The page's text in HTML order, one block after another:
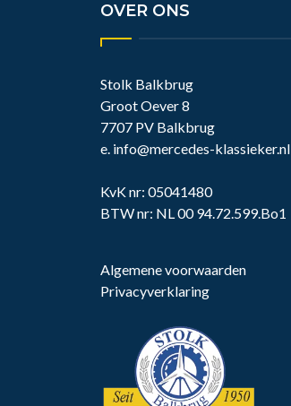
OVER ONS
Stolk Balkbrug
Groot Oever 8
7707 PV Balkbrug
e. info@mercedes-klassieker.nl
KvK nr: 05041480
BTW nr: NL 00 94.72.599.Bo1
Algemene voorwaarden
Privacyverklaring